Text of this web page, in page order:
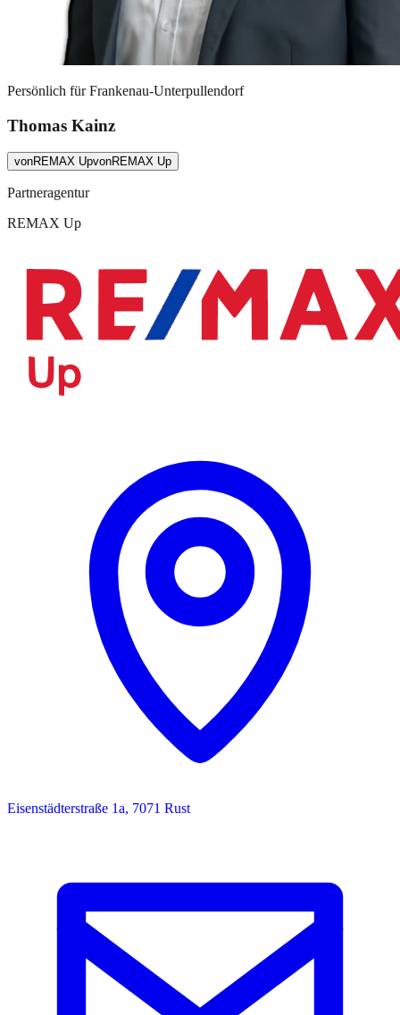
Persönlich fürFrankenau-Unterpullendorf
Thomas Kainz
vonREMAX UpvonREMAX Up
Partneragentur
REMAX Up
Eisenstädterstraße 1a, 7071 Rust